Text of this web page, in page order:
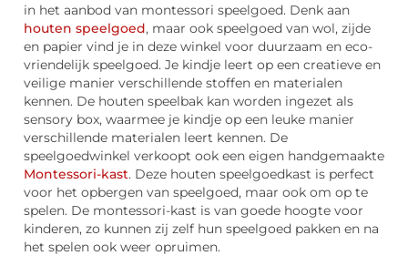
in het aanbod van montessori speelgoed. Denk aan
houten speelgoed, maar ook speelgoed van wol, zijde
en papier vind je in deze winkel voor duurzaam en eco-
vriendelijk speelgoed. Je kindje leert op een creatieve en
veilige manier verschillende stoffen en materialen
kennen. De houten speelbak kan worden ingezet als
sensory box, waarmee je kindje op een leuke manier
verschillende materialen leert kennen. De
speelgoedwinkel verkoopt ook een eigen handgemaakte
Montessori-kast. Deze houten speelgoedkast is perfect
voor het opbergen van speelgoed, maar ook om op te
spelen. De montessori-kast is van goede hoogte voor
kinderen, zo kunnen zij zelf hun speelgoed pakken en na
het spelen ook weer opruimen.